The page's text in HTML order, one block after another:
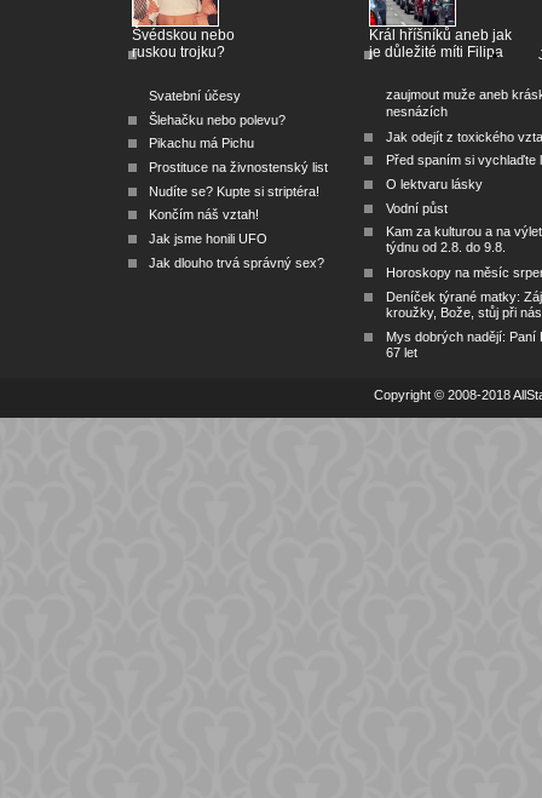
Švédskou nebo
ruskou trojku?
Svatební účesy
Šlehačku nebo polevu?
Pikachu má Pichu
Prostituce na živnostenský list
Nudíte se? Kupte si striptéra!
Končím náš vztah!
Jak jsme honili UFO
Jak dlouho trvá správný sex?
Král hříšníků aneb jak
je důležité míti Filipa
zaujmout muže aneb
nesnázích
Jak odejít z toxického
Před spaním si vychlaďte
O lektvaru lásky
Vodní půst
Kam za kulturou a na
týdnu od 2.8. do 9.8.
Horoskopy na měsíc
Deníček týrané matky:
kroužky, Bože, stůj při nás
Mys dobrých nadějí: Paní
67 let
Copyright © 2008-2018